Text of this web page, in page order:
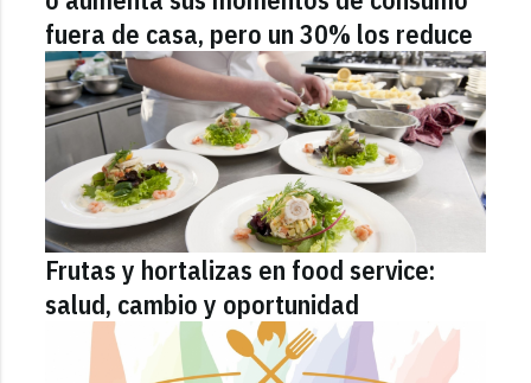
fuera de casa, pero un 30% los reduce
Frutas y hortalizas en food service:
salud, cambio y oportunidad